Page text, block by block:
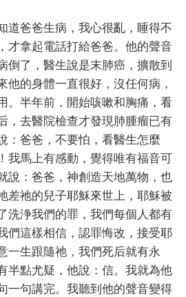
道爸爸生病，我心很亂，睡得不
才拿起電話打給爸爸。他的聲音
倒了，醫生說是末肺癌，擴散到
他的身體一直很好，沒任何病，
。半年前，開始咳嗽和胸痛，看
，去醫院檢查才發現肺腫瘤已有
：爸爸，不要怕，看醫生怎麼
我馬上有感動，覺得唯有福音可
說：爸爸，神創造天地萬物，也
差祂的兒子耶穌來世上，耶穌被
洗浄我們的罪，我們每個人都有
們這樣相信，認罪悔改，接受耶
一生跟隨祂，我們死后就有永
半點尤疑，他說：信。我就為他
一句講完。我聽到他的聲音變得